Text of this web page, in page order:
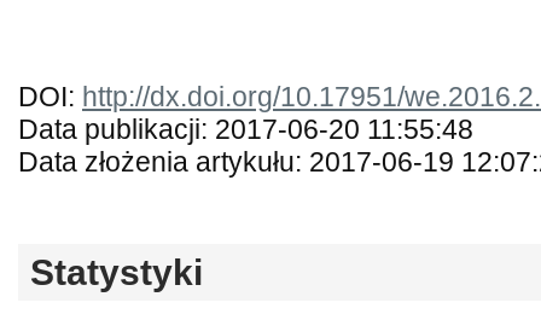
DOI: http://dx.doi.org/10.17951/
Data publikacji: 2017-06-20 11:55:48
Data złożenia artykułu: 2017-06-19
Statystyki